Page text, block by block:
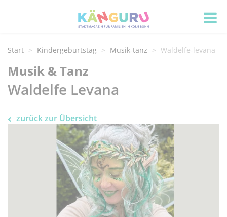
Start Kindergeburtstag Musik-tanz Waldelfe-levana
Musik & Tanz
Waldelfe Levana
zurück zur Übersicht